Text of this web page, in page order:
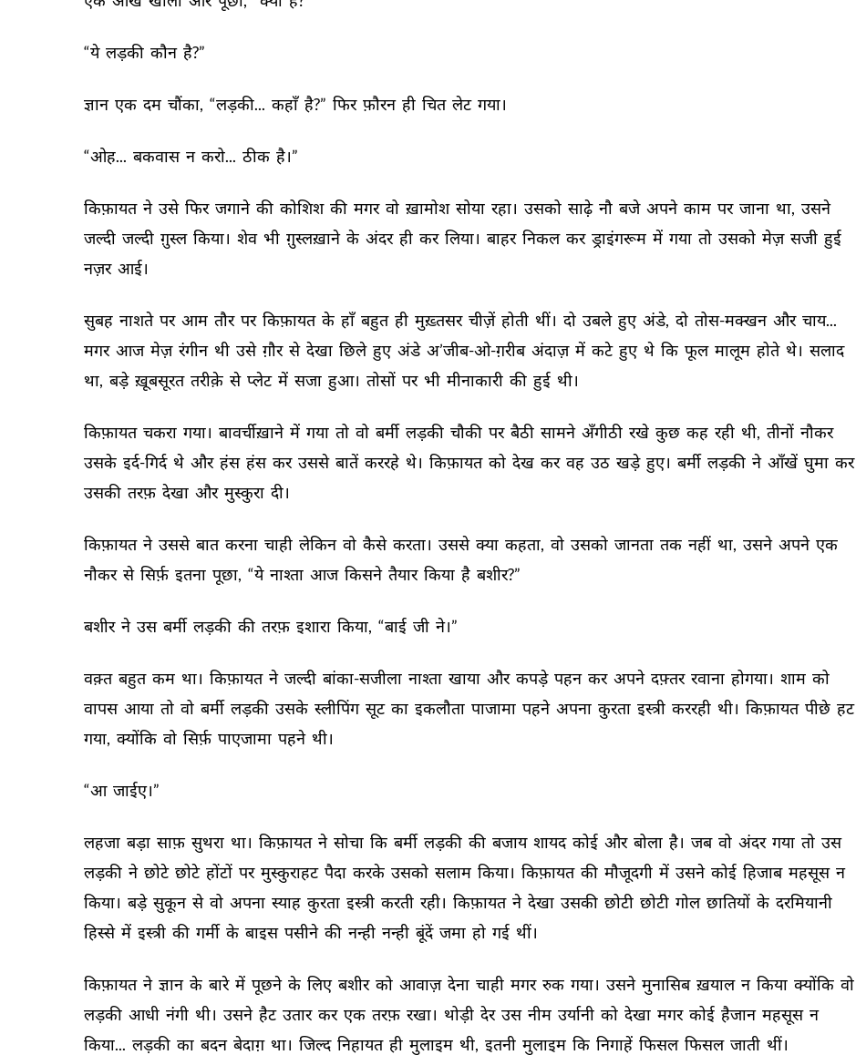
“ये लड़की कौन है?”
ज्ञान एक दम चौंका, “लड़की... कहाँ है?” फिर फ़ौरन ही चित लेट गया।
“ओह... बकवास न करो... ठीक है।”
किफ़ायत ने उसे फिर जगाने की कोशिश की मगर वो ख़ामोश सोया रहा। उसको साढ़े नौ बजे अपने काम पर जाना था, उसने
जल्दी जल्दी ग़ुस्ल किया। शेव भी ग़ुस्लख़ाने के अंदर ही कर लिया। बाहर निकल कर ड्राइंगरूम में गया तो उसको मेज़ सजी हुई
नज़र आई।
सुबह नाशते पर आम तौर पर किफ़ायत के हाँ बहुत ही मुख़्तसर चीज़ें होती थीं। दो उबले हुए अंडे, दो तोस-मक्खन और चाय...
मगर आज मेज़ रंगीन थी उसे ग़ौर से देखा छिले हुए अंडे अ’जीब-ओ-ग़रीब अंदाज़ में कटे हुए थे कि फूल मालूम होते थे। सलाद
था, बड़े ख़ूबसूरत तरीक़े से प्लेट में सजा हुआ। तोसों पर भी मीनाकारी की हुई थी।
किफ़ायत चकरा गया। बावर्चीख़ाने में गया तो वो बर्मी लड़की चौकी पर बैठी सामने अँगीठी रखे कुछ कह रही थी, तीनों नौकर
उसके इर्द-गिर्द थे और हंस हंस कर उससे बातें कररहे थे। किफ़ायत को देख कर वह उठ खड़े हुए। बर्मी लड़की ने आँखें घुमा कर
उसकी तरफ़ देखा और मुस्कुरा दी।
किफ़ायत ने उससे बात करना चाही लेकिन वो कैसे करता। उससे क्या कहता, वो उसको जानता तक नहीं था, उसने अपने एक
नौकर से सिर्फ़ इतना पूछा, “ये नाश्ता आज किसने तैयार किया है बशीर?”
बशीर ने उस बर्मी लड़की की तरफ़ इशारा किया, “बाई जी ने।”
वक़्त बहुत कम था। किफ़ायत ने जल्दी बांका-सजीला नाश्ता खाया और कपड़े पहन कर अपने दफ़्तर रवाना होगया। शाम को
वापस आया तो वो बर्मी लड़की उसके स्लीपिंग सूट का इकलौता पाजामा पहने अपना कुरता इस्त्री कररही थी। किफ़ायत पीछे हट
गया, क्योंकि वो सिर्फ़ पाएजामा पहने थी।
“आ जाईए।”
लहजा बड़ा साफ़ सुथरा था। किफ़ायत ने सोचा कि बर्मी लड़की की बजाय शायद कोई और बोला है। जब वो अंदर गया तो उस
लड़की ने छोटे छोटे होंटों पर मुस्कुराहट पैदा करके उसको सलाम किया। किफ़ायत की मौजूदगी में उसने कोई हिजाब महसूस न
किया। बड़े सुकून से वो अपना स्याह कुरता इस्त्री करती रही। किफ़ायत ने देखा उसकी छोटी छोटी गोल छातियों के दरमियानी
हिस्से में इस्त्री की गर्मी के बाइस पसीने की नन्ही नन्ही बूंदें जमा हो गई थीं।
किफ़ायत ने ज्ञान के बारे में पूछने के लिए बशीर को आवाज़ देना चाही मगर रुक गया। उसने मुनासिब ख़याल न किया क्योंकि वो
लड़की आधी नंगी थी। उसने हैट उतार कर एक तरफ़ रखा। थोड़ी देर उस नीम उर्यानी को देखा मगर कोई हैजान महसूस न
किया... लड़की का बदन बेदाग़ था। जिल्द निहायत ही मुलाइम थी, इतनी मुलाइम कि निगाहें फिसल फिसल जाती थीं।